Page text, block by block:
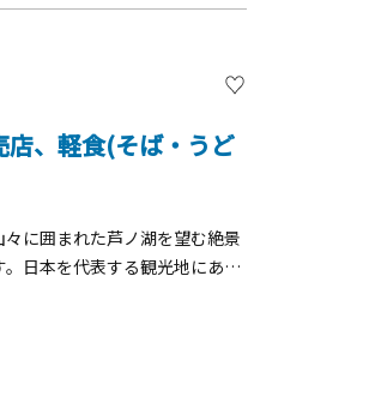
店、軽食(そば・うど
に囲まれた芦ノ湖を望む絶景
日本を代表する観光地にある